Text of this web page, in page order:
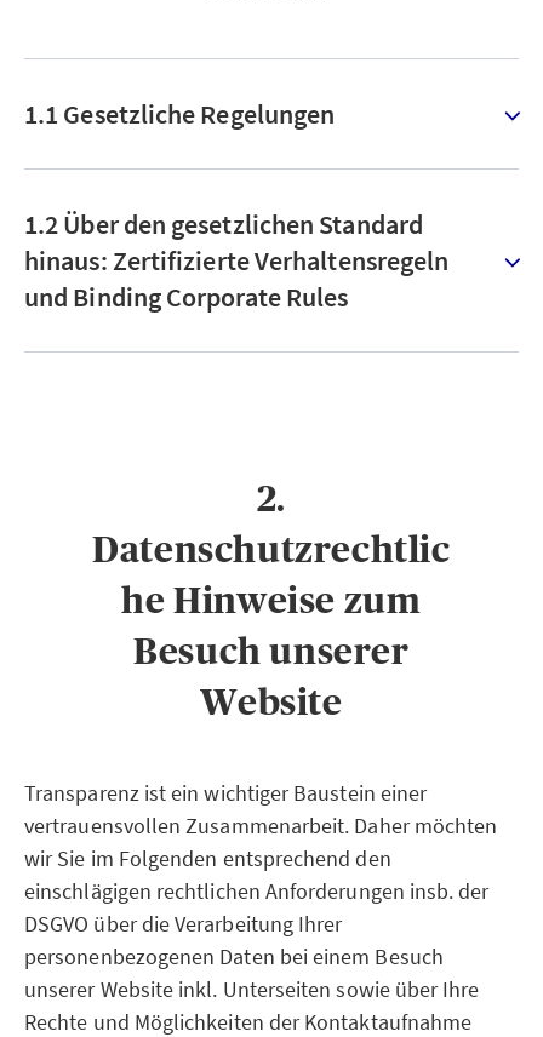
1.1 Gesetzliche Regelungen
1.2 Über den gesetzlichen Standard
hinaus: Zertifizierte Verhaltensregeln
und Binding Corporate Rules
2.
Datenschutzrechtlic
he Hinweise zum
Besuch unserer
Website
Transparenz ist ein wichtiger Baustein einer
vertrauensvollen Zusammenarbeit. Daher möchten
wir Sie im Folgenden entsprechend den
einschlägigen rechtlichen Anforderungen insb. der
DSGVO über die Verarbeitung Ihrer
personenbezogenen Daten bei einem Besuch
unserer Website inkl. Unterseiten sowie über Ihre
Rechte und Möglichkeiten der Kontaktaufnahme